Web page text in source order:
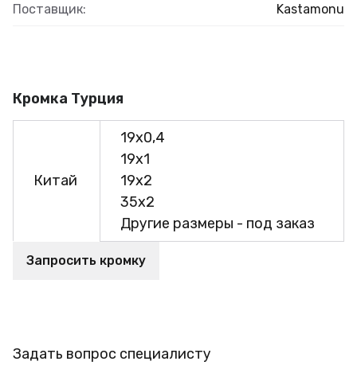
Поставщик: Kastamonu
Кромка Турция
Китай
19х0,4
19х1
19х2
35х2
Другие размеры - под заказ
Запросить кромку
Задать вопрос специалисту